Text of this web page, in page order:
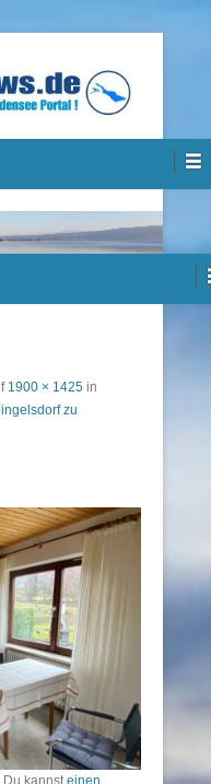
1900 × 1425 in
zu
Du kannsteinen